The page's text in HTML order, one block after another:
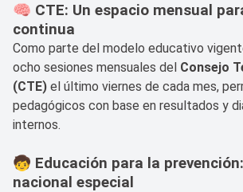
🧠 CTE: Un espacio mensual
continua
Como parte del modelo educativo
ocho sesiones mensuales del Consejo
(CTE) el último viernes de cada mes,
pedagógicos con base en resultados y
internos.
🧒 Educación para la
nacional especial